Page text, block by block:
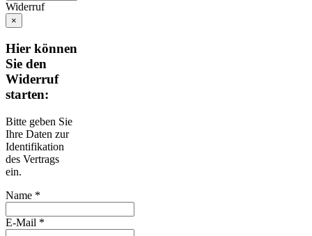
Widerruf
×
Hier können
Sie den
Widerruf
starten:
Bitte geben Sie
Ihre Daten zur
Identifikation
des Vertrags
ein.
Name *
E-Mail *